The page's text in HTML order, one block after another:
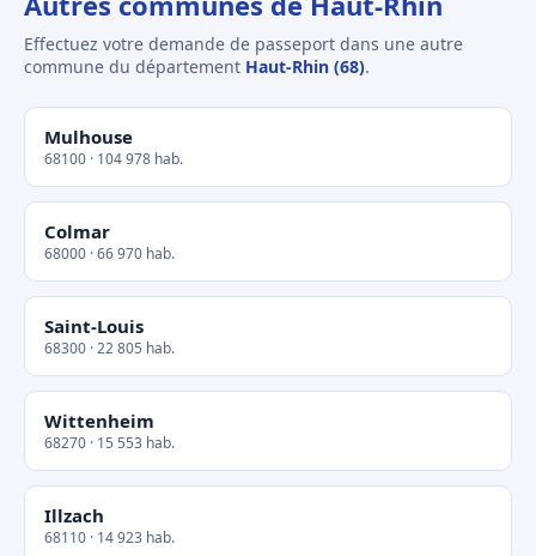
Effectuez votre demande de passeport dans une autre
commune du département Haut-Rhin (68).
Mulhouse
68100 · 104 978 hab.
Colmar
68000 · 66 970 hab.
Saint-Louis
68300 · 22 805 hab.
Wittenheim
68270 · 15 553 hab.
Illzach
68110 · 14 923 hab.